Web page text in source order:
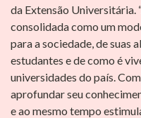
da Extensão Universitária.
consolidada como um
para a sociedade, de suas
estudantes e de como é
universidades do país.
aprofundar seu
e ao mesmo tempo